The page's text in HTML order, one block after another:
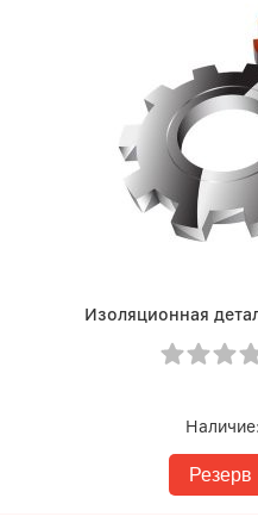
Изоляционная
Наличие:
Резерв